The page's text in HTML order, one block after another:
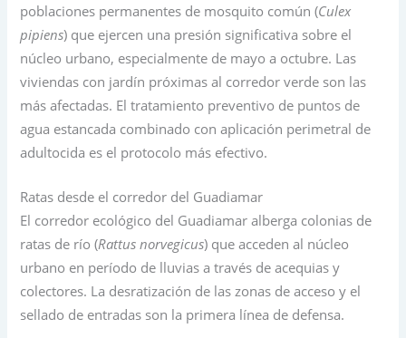
poblaciones permanentes de mosquito común (Culex
pipiens) que ejercen una presión significativa sobre el
núcleo urbano, especialmente de mayo a octubre. Las
viviendas con jardín próximas al corredor verde son las
más afectadas. El tratamiento preventivo de puntos de
agua estancada combinado con aplicación perimetral de
adultocida es el protocolo más efectivo.
Ratas desde el corredor del Guadiamar
El corredor ecológico del Guadiamar alberga colonias de
ratas de río (Rattus norvegicus) que acceden al núcleo
urbano en período de lluvias a través de acequias y
colectores. La desratización de las zonas de acceso y el
sellado de entradas son la primera línea de defensa.